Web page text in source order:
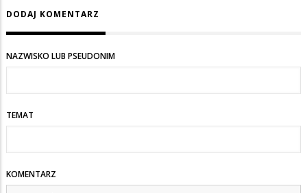
DODAJ KOMENTARZ
NAZWISKO LUB PSEUDONIM
TEMAT
KOMENTARZ